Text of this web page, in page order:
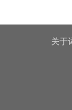
关于